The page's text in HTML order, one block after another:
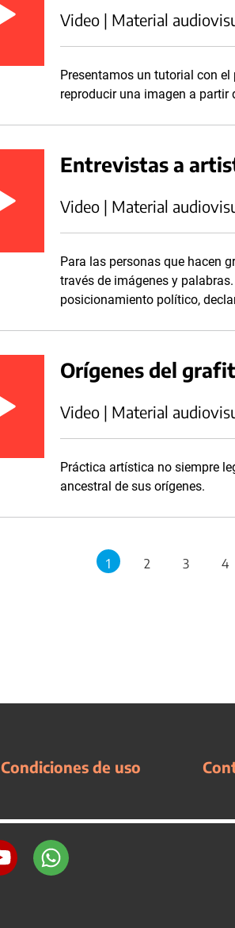
Video | Material
Presentamos un tutorial con
reproducir una imagen a partir
Entrevistas a
Video | Material
Para las personas que hacen
través de imágenes y
posicionamiento político,
Orígenes del
Video | Material
Práctica artística no siempre
ancestral de sus orígenes.
1 2 3 4
Condiciones de uso